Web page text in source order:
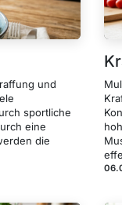
und
sportliche
eine
die